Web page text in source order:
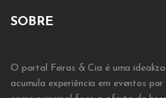
SOBRE
O portal Feiras & Cia é uma
acumula experiência em eventos